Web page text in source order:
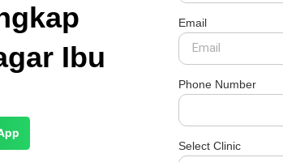
Ibu
Email
Phone Number
Select Clinic